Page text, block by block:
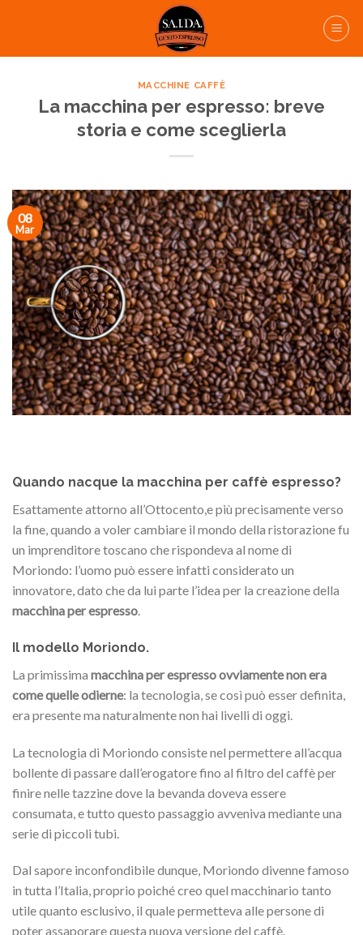
MACCHINE CAFFÈ
La macchina per espresso: breve
storia e come sceglierla
08
Mar
Quando nacque la macchina per caffè espresso?
Esattamente attorno all’Ottocento,e più precisamente verso
la fine, quando a voler cambiare il mondo della ristorazione fu
un imprenditore toscano che rispondeva al nome di
Moriondo: l’uomo può essere infatti considerato un
innovatore, dato che da lui parte l’idea per la creazione della
macchina per espresso.
Il modello Moriondo.
La primissima macchina per espresso ovviamente non era
come quelle odierne: la tecnologia, se così può esser definita,
era presente ma naturalmente non hai livelli di oggi.
La tecnologia di Moriondo consiste nel permettere all’acqua
bollente di passare dall’erogatore fino al filtro del caffè per
finire nelle tazzine dove la bevanda doveva essere
consumata, e tutto questo passaggio avveniva mediante una
serie di piccoli tubi.
Dal sapore inconfondibile dunque, Moriondo divenne famoso
in tutta l’Italia, proprio poiché creo quel macchinario tanto
utile quanto esclusivo, il quale permetteva alle persone di
poter assaporare questa nuova versione del caffè.